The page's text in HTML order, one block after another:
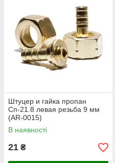
Штуцер и гайка пропан
Сп-21.8 левая резьба 9 мм
(AR-0015)
В наявності
21 ₴